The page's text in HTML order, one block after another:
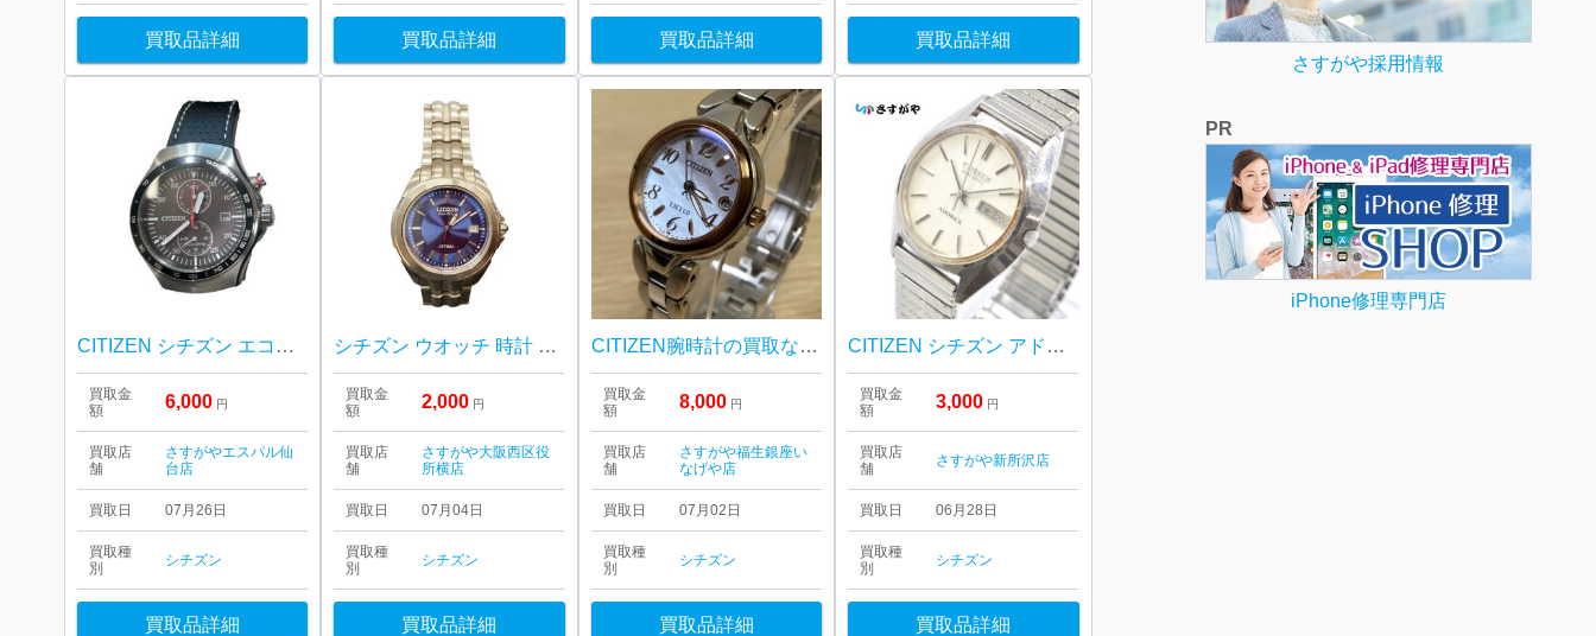
買取品詳細 買取品詳細 買取品詳細 買取品詳細
CITIZEN シチズン エコドライブ 腕時計
買取金
額
6,000 円
買取店
舗
さすがやエスパル仙
台店
買取日 07月26日
買取種
別
シチズン
買取品詳細
シチズン ウオッチ 時計 CITIZEN アテッサ ATTESA
買取金
額
2,000 円
買取店
舗
さすがや大阪西区役
所横店
買取日 07月04日
買取種
別
シチズン
買取品詳細
CITIZEN腕時計の買取ならさすがや！|昭島市つつじが丘 | CITIZEN エクシード 腕時計
買取金
額
8,000 円
買取店
舗
さすがや福生銀座い
なげや店
買取日 07月02日
買取種
別
シチズン
買取品詳細
CITIZEN シチズン アドレックス デイデイト AT 腕時計
買取金
額
3,000 円
買取店
舗
さすがや新所沢店
買取日 06月28日
買取種
別
シチズン
買取品詳細
さすがや採用情報
PR
iPhone修理専門店